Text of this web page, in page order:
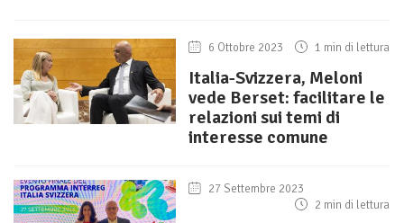
6 Ottobre 2023 1 min di lettura
Italia-Svizzera, Meloni
vede Berset: facilitare le
relazioni sui temi di
interesse comune
27 Settembre 2023
2 min di lettura